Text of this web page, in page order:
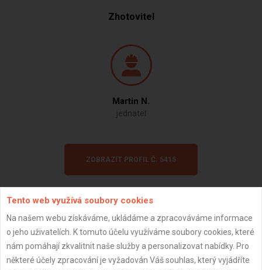
Zhotovitel
Martin N.
jednatel
ZOBRAZIT PROFIL Č. 5415
Důležité informace
Naše firmy a řemeslníci
Tento web využívá soubory cookies
Na našem webu získáváme, ukládáme a zpracováváme informace
o jeho uživatelích. K tomuto účelu využíváme soubory cookies, které
nám pomáhají zkvalitnit naše služby a personalizovat nabídky. Pro
některé účely zpracování je vyžadován Váš souhlas, který vyjádříte